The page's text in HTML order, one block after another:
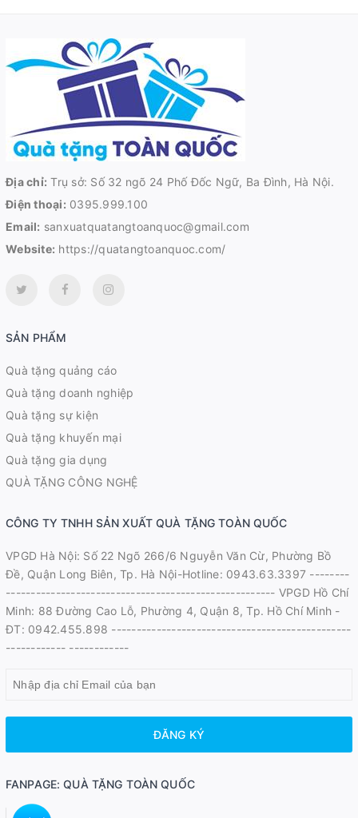
Địa chỉ: Trụ sở: Số 32 ngõ 24 Phố Đốc Ngữ, Ba Đình, Hà Nội.
Điện thoại: 0395.999.100
Email: sanxuatquatangtoanquoc@gmail.com
Website: https://quatangtoanquoc.com/
SẢN PHẨM
Quà tặng quảng cáo
Quà tặng doanh nghiệp
Quà tặng sự kiện
Quà tặng khuyến mại
Quà tặng gia dụng
QUÀ TẶNG CÔNG NGHỆ
CÔNG TY TNHH SẢN XUẤT QUÀ TẶNG TOÀN QUỐC
VPGD Hà Nội: Số 22 Ngõ 266/6 Nguyễn Văn Cừ, Phường Bồ
Đề, Quận Long Biên, Tp. Hà Nội-Hotline: 0943.63.3397 --------
------------------------------------------------------ VPGD Hồ Chí
Minh: 88 Đường Cao Lỗ, Phường 4, Quận 8, Tp. Hồ Chí Minh -
ĐT: 0942.455.898 ------------------------------------------------
------------ ------------
ĐĂNG KÝ
FANPAGE: QUÀ TẶNG TOÀN QUỐC